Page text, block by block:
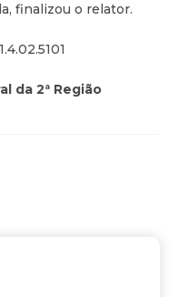
finalizou o relator.
da 2ª Região